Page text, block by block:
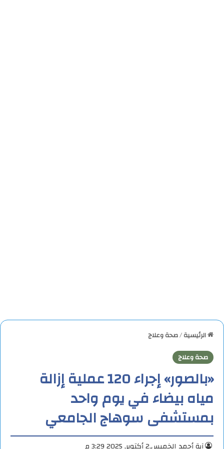
الرئيسية/صحة وعلاج
صحة وعلاج
«بالصور» إجراء 120 عملية إزالة
مياه بيضاء في يوم واحد
بمستشفى سوهاج الجامعي